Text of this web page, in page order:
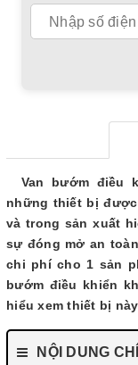
Van bướm điều
những thiết bị
và trong sản xuất
sự đóng mở an
chi phí cho 1 sản
bướm điều khiển
hiểu xem thiết bị
NỘI DUNG